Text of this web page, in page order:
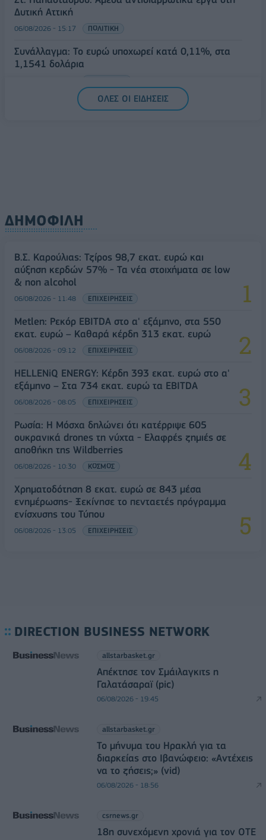
Δυτική Αττική
06/08/2026 - 15:17 ΠΟΛΙΤΙΚΗ
Συνάλλαγμα: Το ευρώ υποχωρεί κατά 0,11%, στα
1,1541 δολάρια
ΟΛΕΣ ΟΙ ΕΙΔΗΣΕΙΣ
ΔΗΜΟΦΙΛΗ
Β.Σ. Καρούλιας: Τζίρος 98,7 εκατ. ευρώ και
αύξηση κερδών 57% - Τα νέα στοιχήματα σε low
& non alcohol
06/08/2026 - 11:48 ΕΠΙΧΕΙΡΗΣΕΙΣ
Metlen: Ρεκόρ EBITDA στο α' εξάμηνο, στα 550
εκατ. ευρώ – Καθαρά κέρδη 313 εκατ. ευρώ
06/08/2026 - 09:12 ΕΠΙΧΕΙΡΗΣΕΙΣ
HELLENiQ ENERGY: Κέρδη 393 εκατ. ευρώ στο α'
εξάμηνο – Στα 734 εκατ. ευρώ τα EBITDA
06/08/2026 - 08:05 ΕΠΙΧΕΙΡΗΣΕΙΣ
Ρωσία: Η Μόσχα δηλώνει ότι κατέρριψε 605
ουκρανικά drones τη νύχτα - Ελαφρές ζημιές σε
αποθήκη της Wildberries
06/08/2026 - 10:30 ΚΟΣΜΟΣ
Χρηματοδότηση 8 εκατ. ευρώ σε 843 μέσα
ενημέρωσης- Ξεκίνησε το πενταετές πρόγραμμα
ενίσχυσης του Τύπου
06/08/2026 - 13:05 ΕΠΙΧΕΙΡΗΣΕΙΣ
DIRECTION BUSINESS NETWORK
allstarbasket.gr
Απέκτησε τον Σμάιλαγκιτς η
Γαλατάσαραϊ (pic)
06/08/2026 - 19:45
allstarbasket.gr
Το μήνυμα του Ηρακλή για τα
διαρκείας στο Ιβανώφειο: «Αντέχεις
να το ζήσεις;» (vid)
06/08/2026 - 18:56
csrnews.gr
18η συνεχόμενη χρονιά για τον ΟΤΕ